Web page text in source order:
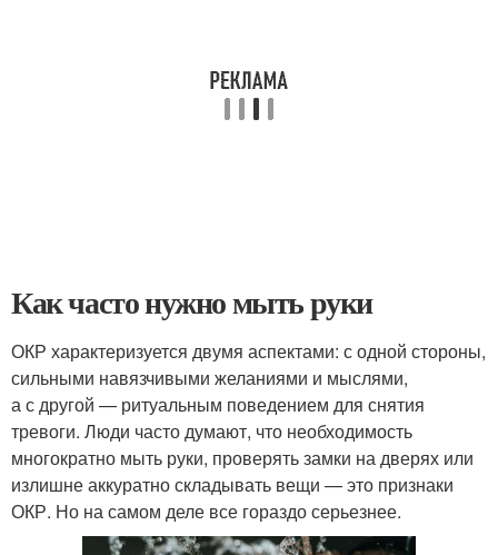
Как часто нужно мыть руки
ОКР характеризуется двумя аспектами: с одной стороны,
сильными навязчивыми желаниями и мыслями,
а с другой — ритуальным поведением для снятия
тревоги. Люди часто думают, что необходимость
многократно мыть руки, проверять замки на дверях или
излишне аккуратно складывать вещи — это признаки
ОКР. Но на самом деле все гораздо серьезнее.